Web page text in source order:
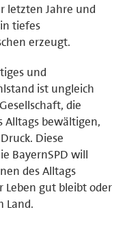
letzten Jahre und
tiefes
erzeugt.
und
ist ungleich
die
Alltags bewältigen,
Diese
BayernSPD will
des Alltags
Leben gut bleibt oder
Land.